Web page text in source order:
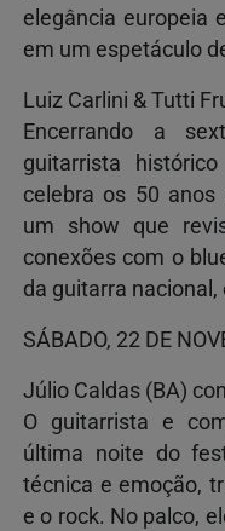
elegância europeia
em um espetáculo
Luiz Carlini & Tutti
Encerrando a
guitarrista
celebra os 50 anos
um show que
conexões com o
da guitarra
SÁBADO, 22 DE
Júlio Caldas (BA)
O guitarrista e
última noite do
técnica e emoção,
e o rock. No palco,